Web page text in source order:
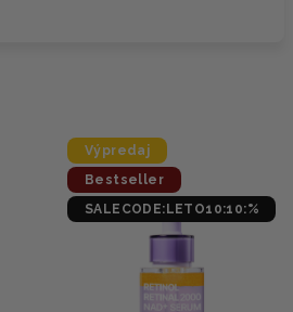
Výpredaj
Bestseller
SALECODE:LETO10:10:%